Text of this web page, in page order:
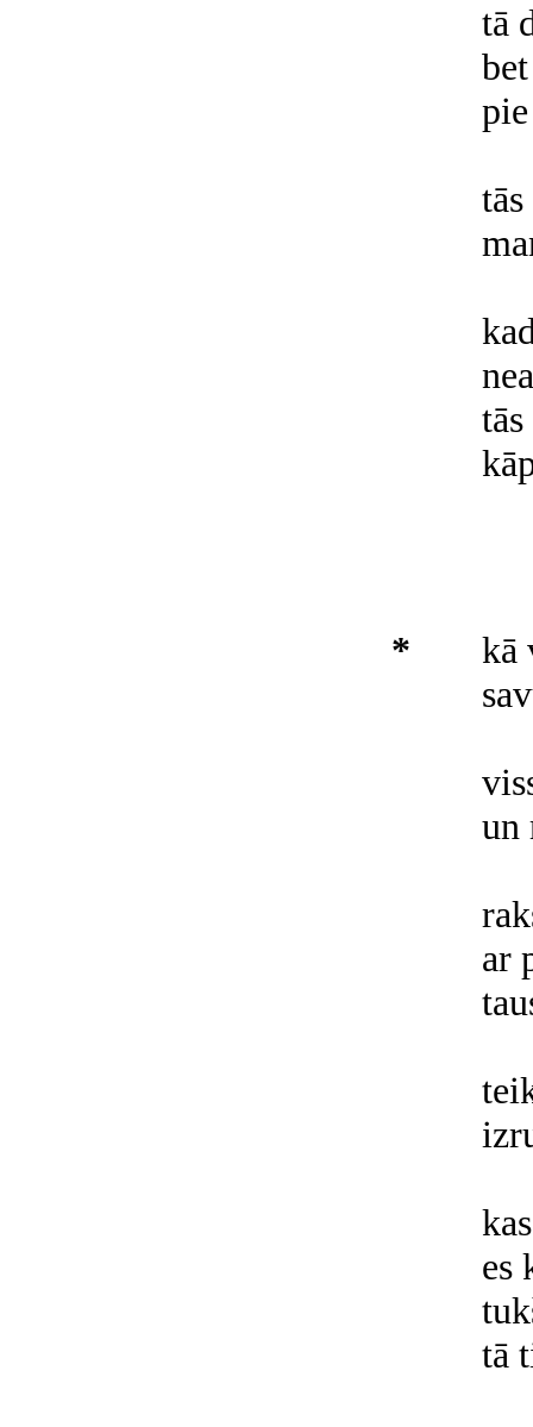
tā
*
kā
un
ar
es
tā